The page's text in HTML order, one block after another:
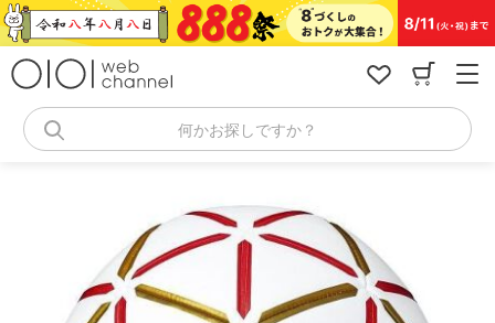
コ
ン
何かお探しですか？